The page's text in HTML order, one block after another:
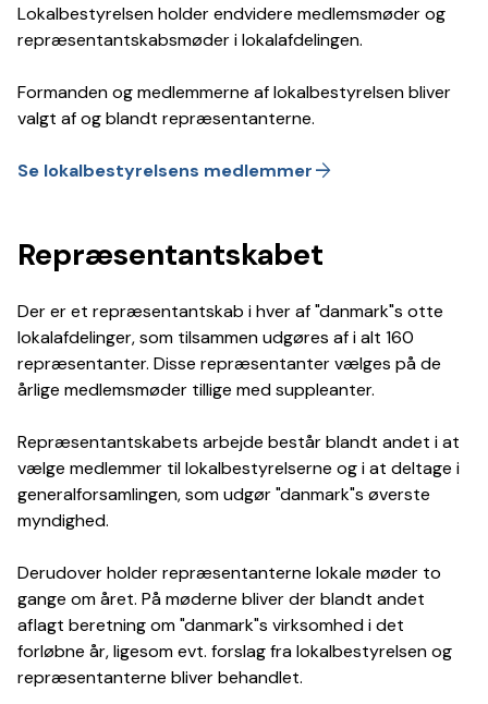
Lokalbestyrelsen holder endvidere medlemsmøder og
repræsentantskabsmøder i lokalafdelingen.
Formanden og medlemmerne af lokalbestyrelsen bliver
valgt af og blandt repræsentanterne.
Se lokalbestyrelsens medlemmerarrow_forward
Repræsentantskabet
Der er et repræsentantskab i hver af "danmark"s otte
lokalafdelinger, som tilsammen udgøres af i alt 160
repræsentanter. Disse repræsentanter vælges på de
årlige medlemsmøder tillige med suppleanter.
Repræsentantskabets arbejde består blandt andet i at
vælge medlemmer til lokalbestyrelserne og i at deltage i
generalforsamlingen, som udgør "danmark"s øverste
myndighed.
Derudover holder repræsentanterne lokale møder to
gange om året. På møderne bliver der blandt andet
aflagt beretning om "danmark"s virksomhed i det
forløbne år, ligesom evt. forslag fra lokalbestyrelsen og
repræsentanterne bliver behandlet.